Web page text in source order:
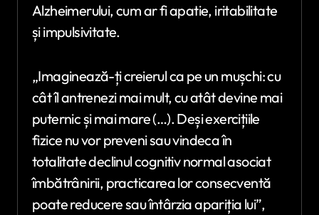
Alzheimerului, cum ar fi apatie, iritabilitate
și impulsivitate.
„Imaginează-ți creierul ca pe un mușchi: cu
cât îl antrenezi mai mult, cu atât devine mai
puternic și mai mare (…). Deși exercițiile
fizice nu vor preveni sau vindeca în
totalitate declinul cognitiv normal asociat
îmbătrânirii, practicarea lor consecventă
poate reducere sau întârzia apariția lui”,